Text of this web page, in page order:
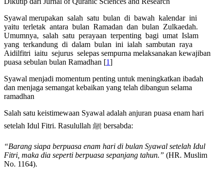
Syawal merupakan salah satu bulan di bawah kalendar ini
yaitu terletak antara bulan Ramadan dan bulan Zulkaedah.
Umumnya, salah satu perayaan terpenting bagi umat Islam
yang terkandung di dalam bulan ini ialah sambutan raya
Aidilfitri iaitu sejurus selepas sempurna melaksanakan kewajiban
puasa sebulan bulan Ramadhan [1]
Syawal menjadi momentum penting untuk meningkatkan ibadah
dan menjaga semangat kebaikan yang telah dibangun selama
ramadhan
Salah satu keistimewaan Syawal adalah anjuran puasa enam hari
setelah Idul Fitri. Rasulullah ﷺ bersabda:
“Barang siapa berpuasa enam hari di bulan Syawal setelah Idul
Fitri, maka dia seperti berpuasa sepanjang tahun.” (HR. Muslim
No. 1164).